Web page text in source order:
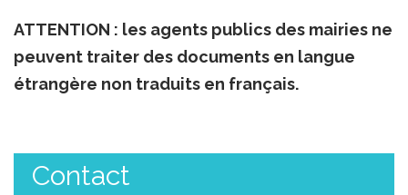
ATTENTION : les agents publics des mairies ne
peuvent traiter des documents en langue
étrangère non traduits en français.
Contact